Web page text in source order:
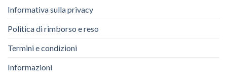
Informativa sulla privacy
Politica di rimborso e reso
Termini e condizioni
Informazioni